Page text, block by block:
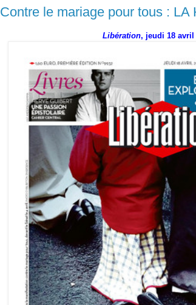
Contre le mariage pour tous : LA
Libération, jeudi 18 avril